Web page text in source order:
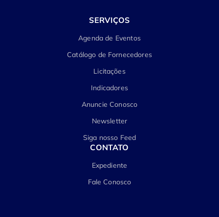
SERVIÇOS
Agenda de Eventos
Catálogo de Fornecedores
Licitações
Indicadores
Anuncie Conosco
Newsletter
Siga nosso Feed
CONTATO
Expediente
Fale Conosco